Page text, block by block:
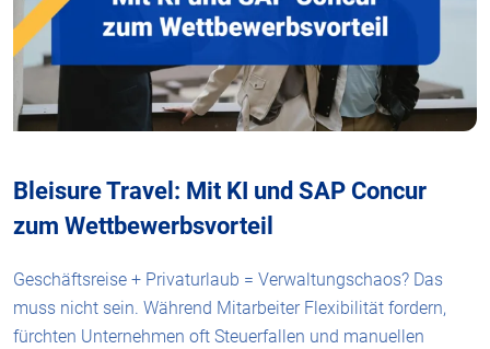
Bleisure Travel: Mit KI und SAP Concur
zum Wettbewerbsvorteil
Geschäftsreise + Privaturlaub = Verwaltungschaos? Das
muss nicht sein. Während Mitarbeiter Flexibilität fordern,
fürchten Unternehmen oft Steuerfallen und manuellen